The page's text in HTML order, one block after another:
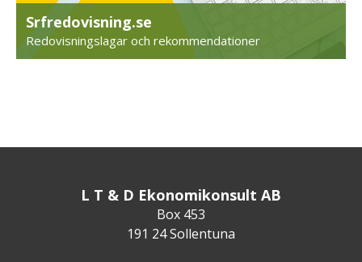
Srfredovisning.se
Redovisningslagar och rekommendationer
L T & D Ekonomikonsult AB
Box 453
191 24 Sollentuna